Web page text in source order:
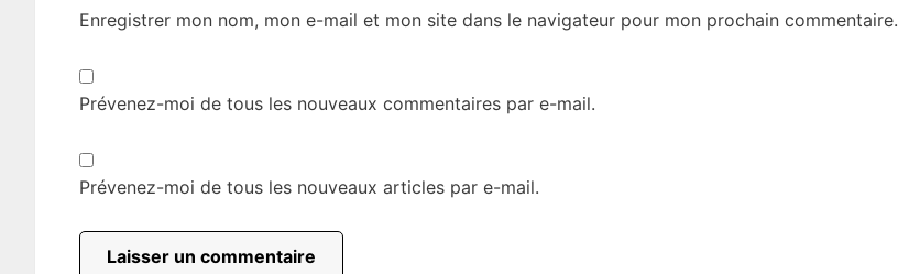
Enregistrer mon nom, mon e-mail et mon site dans le navigateur pour mon prochain commentaire.
Prévenez-moi de tous les nouveaux commentaires par e-mail.
Prévenez-moi de tous les nouveaux articles par e-mail.